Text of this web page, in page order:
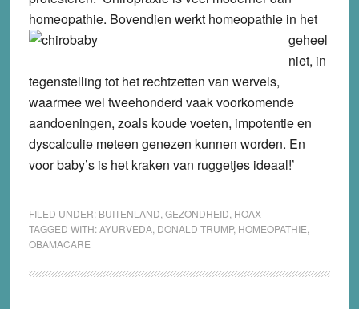
homeopathie. Bovendien werkt homeopathie in het
geheel
niet, in
tegenstelling tot het rechtzetten van wervels,
waarmee wel tweehonderd vaak voorkomende
aandoeningen, zoals koude voeten, impotentie en
dyscalculie meteen genezen kunnen worden. En
voor baby’s is het kraken van ruggetjes ideaal!’
FILED UNDER: BUITENLAND GEZONDHEID HOAX
TAGGED WITH:AYURVEDA, DONALD TRUMP, HOMEOPATHIE
OBAMACARE